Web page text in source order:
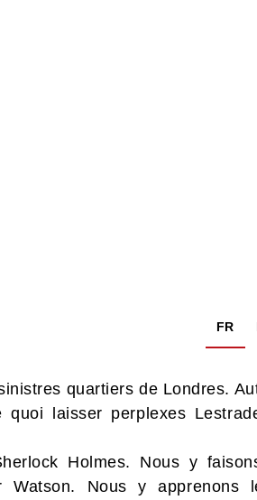
FR
quartiers de Londres.
laisser perplexes
Holmes. Nous y
Watson. Nous y apprenons